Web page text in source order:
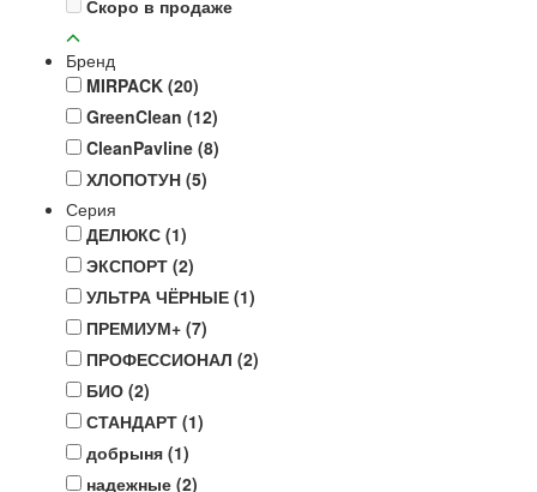
Скоро в продаже
Бренд
MIRPACK (20)
GreenClean (12)
CleanPavline (8)
ХЛОПОТУН (5)
Серия
ДЕЛЮКС (1)
ЭКСПОРТ (2)
УЛЬТРА ЧЁРНЫЕ (1)
ПРЕМИУМ+ (7)
ПРОФЕССИОНАЛ (2)
БИО (2)
СТАНДАРТ (1)
добрыня (1)
надежные (2)